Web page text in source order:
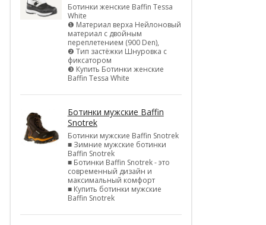
Ботинки женские Baffin Tessa
White
❶ Материал верха Нейлоновый
материал с двойным
переплетением (900 Den),
❷ Тип застёжки Шнуровка с
фиксатором
❸ Купить Ботинки женские
Baffin Tessa White
Ботинки мужские Baffin
Snotrek
Ботинки мужские Baffin Snotrek
■ Зимние мужские ботинки
Baffin Snotrek
■ Ботинки Baffin Snotrek - это
современный дизайн и
максимальный комфорт
■ Купить ботинки мужские
Baffin Snotrek